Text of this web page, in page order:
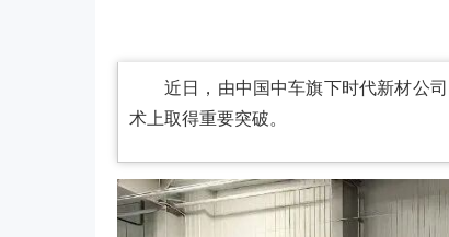
近日，由中国中车旗下时代新材公
术上取得重要突破。